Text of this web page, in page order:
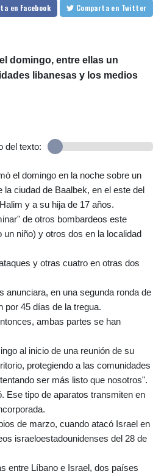
en Facebook Comparta en Twitter
domingo, entre ellas un
libanesas y los medios
del texto:
el domingo en la noche sobre un
ciudad de Baalbek, en el este del
y a su hija de 17 años.
de otros bombardeos este
niño) y otros dos en la localidad
y otras cuatro en otras dos
anunciara, en una segunda ronda de
por 45 días de la tregua.
ambas partes se han
al inicio de una reunión de su
protegiendo a las comunidades
ser más listo que nosotros".
Ese tipo de aparatos transmiten en
de marzo, cuando atacó Israel en
israeloestadounidenses del 28 de
entre Líbano e Israel, dos países